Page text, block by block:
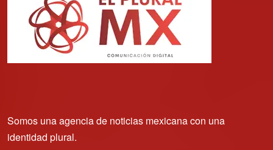
Somos una agencia de noticias mexicana con una
identidad plural.